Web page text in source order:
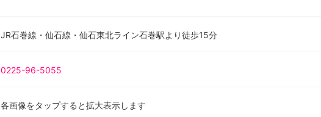
JR石巻線・仙石線・仙石東北ライン石巻駅より徒歩15分
0225-96-5055
各画像をタップすると拡大表示します